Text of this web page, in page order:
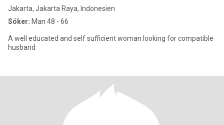
Jakarta, Jakarta Raya, Indonesien
Söker: Man 48 - 66
A well educated and self sufficient woman looking for compatible
husband